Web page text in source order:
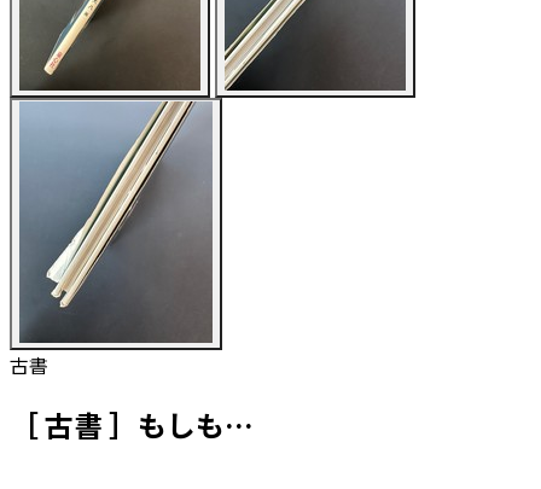
古書
［ 古書 ］もしも…